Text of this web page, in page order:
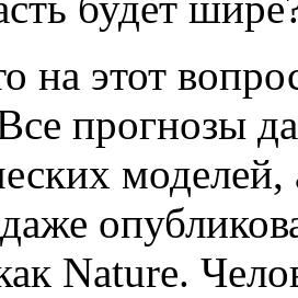
на этот
прогнозы
моделей,
Nature.